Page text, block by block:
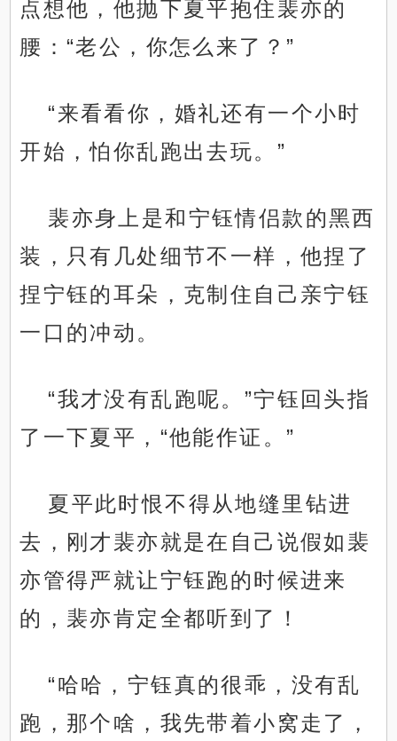
点想他，他抛下夏平抱住裴亦的
腰：“老公，你怎么来了？”
“来看看你，婚礼还有一个小时
开始，怕你乱跑出去玩。”
裴亦身上是和宁钰情侣款的黑西
装，只有几处细节不一样，他捏了
捏宁钰的耳朵，克制住自己亲宁钰
一口的冲动。
“我才没有乱跑呢。”宁钰回头指
了一下夏平，“他能作证。”
夏平此时恨不得从地缝里钻进
去，刚才裴亦就是在自己说假如裴
亦管得严就让宁钰跑的时候进来
的，裴亦肯定全都听到了！
“哈哈，宁钰真的很乖，没有乱
跑，那个啥，我先带着小窝走了，